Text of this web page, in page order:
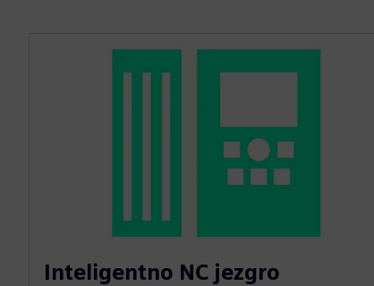
Inteligentno NC jezgro